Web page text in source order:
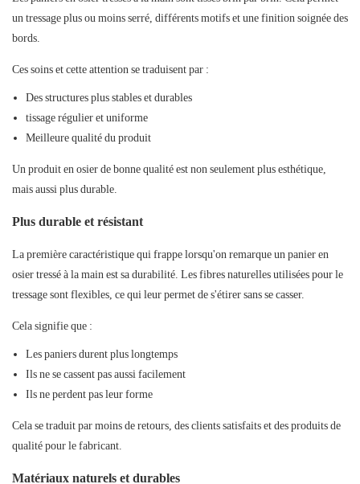
un tressage plus ou moins serré, différents motifs et une finition soignée des
bords.
Ces soins et cette attention se traduisent par :
Des structures plus stables et durables
tissage régulier et uniforme
Meilleure qualité du produit
Un produit en osier de bonne qualité est non seulement plus esthétique,
mais aussi plus durable.
Plus durable et résistant
La première caractéristique qui frappe lorsqu'on remarque un panier en
osier tressé à la main est sa durabilité. Les fibres naturelles utilisées pour le
tressage sont flexibles, ce qui leur permet de s'étirer sans se casser.
Cela signifie que :
Les paniers durent plus longtemps
Ils ne se cassent pas aussi facilement
Ils ne perdent pas leur forme
Cela se traduit par moins de retours, des clients satisfaits et des produits de
qualité pour le fabricant.
Matériaux naturels et durables